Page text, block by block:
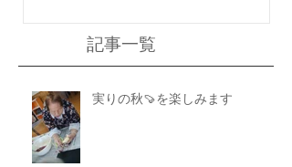
記事一覧
実りの秋🍠を楽しみます